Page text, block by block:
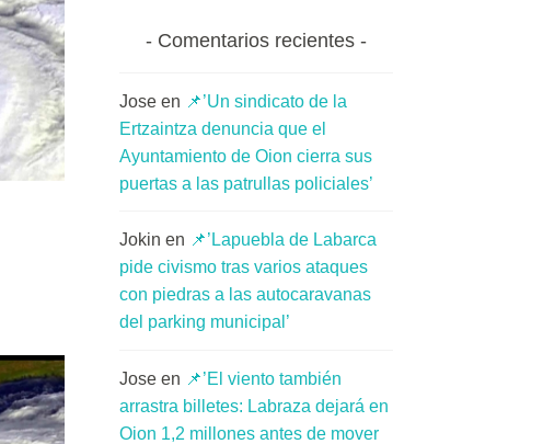
Comentarios recientes
Jose en 📌’Un sindicato de la
Ertzaintza denuncia que el
Ayuntamiento de Oion cierra sus
puertas a las patrullas policiales’
Jokin en 📌’Lapuebla de Labarca
pide civismo tras varios ataques
con piedras a las autocaravanas
del parking municipal’
Jose en 📌’El viento también
arrastra billetes: Labraza dejará en
Oion 1,2 millones antes de mover